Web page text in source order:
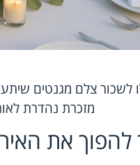
לשכור צלם מגנטים
מזכרת נהדרת
להפוך את